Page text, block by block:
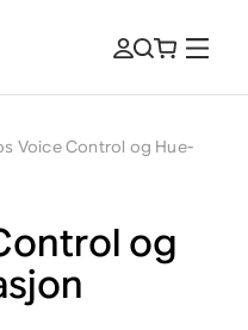
Voice Control og Hue-
og